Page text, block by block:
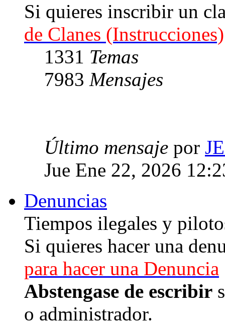
Si quieres inscribir un
de Clanes (Instrucciones)
1331 Temas
7983 Mensajes
Último mensaje por
Jue Ene 22, 2026
Denuncias
Tiempos ilegales y
Si quieres hacer una
para hacer una Denuncia
Abstengase de escribir
o administrador.